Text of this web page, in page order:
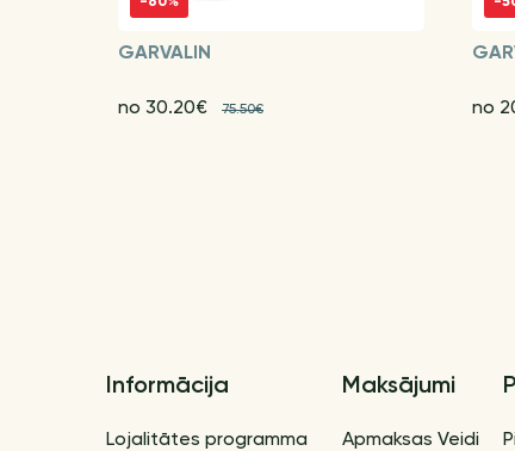
GARVALIN
no 30.20€ 75.50€ no
Informācija
Lojalitātes programma
Maksājumi
Apmaksas Veidi